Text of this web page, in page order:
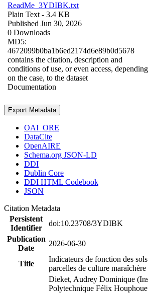
ReadMe_3YDIBK.txt
Plain Text - 3.4 KB
Published Jun 30, 2026
0 Downloads
MD5:
4672099b0ba1b6ed2174d6e89b0d5678
contains the citation, description and
conditions of use, or even access, depending
on the case, to the dataset
Documentation
Export Metadata
OAI_ORE
DataCite
OpenAIRE
Schema.org JSON-LD
DDI
Dublin Core
DDI HTML Codebook
JSON
Citation Metadata
Persistent
Identifier
doi:10.23708/3YDIBK
Publication
Date
2026-06-30
Title
Indicateurs de fonction des
parcelles de culture
Dieket, Audrey Dominique
Polytechnique Félix